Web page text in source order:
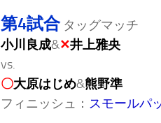
第4試合タッグマッチ
小川良成&✕井上雅央
vs.
〇大原はじめ&熊野準
フィニッシュ： スモールパ